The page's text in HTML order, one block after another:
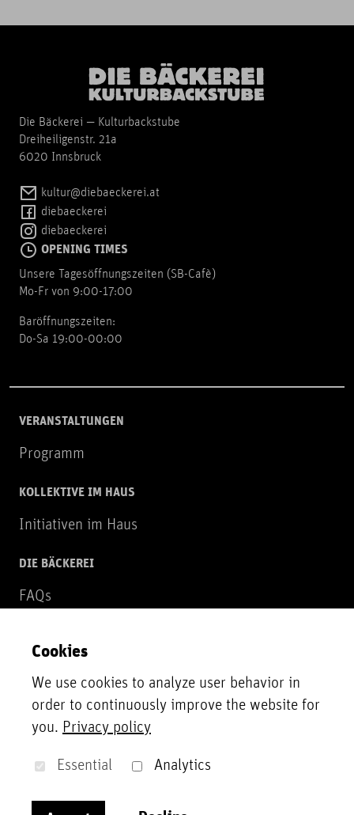
Die Bäckerei — Kulturbackstube
Dreiheiligenstr. 21a
6020 Innsbruck
kultur@diebaeckerei.at
diebaeckerei
diebaeckerei
OPENING TIMES
Unsere Tagesöffnungszeiten (SB-Cafè)
Mo-Fr von 9:00-17:00
Baröffnungszeiten:
Do-Sa 19:00-00:00
VERANSTALTUNGEN
Programm
KOLLEKTIVE IM HAUS
Initiativen im Haus
DIE BÄCKEREI
FAQs
NEWSLETTER
Zur Newsletter Anmeldung
UNTERSTÜTZER*INNEN
Unsere Partner*innen, Fördergeber*innen und
Cookies
We use cookies to analyze user behavior in
order to continuously improve the website for
you. Privacy policy
Essential Analytics